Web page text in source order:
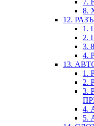
7.
8.
12.
1.
2.
3.
4.
13.
1.
2.
3.
4.
5.